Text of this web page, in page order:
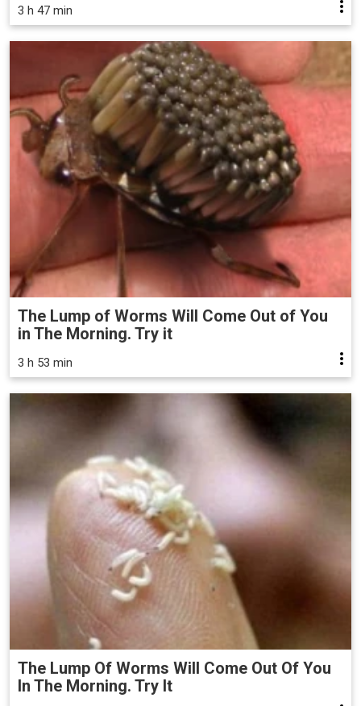
3 h 47 min
The Lump of Worms Will Come Out of You
in The Morning. Try it
3 h 53 min
The Lump Of Worms Will Come Out Of You
In The Morning. Try It